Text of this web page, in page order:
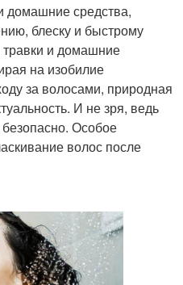
домашние средства,
блеску и быстрому
травки и домашние
на изобилие
за волосами, природная
И не зря, ведь
Особое
волос после